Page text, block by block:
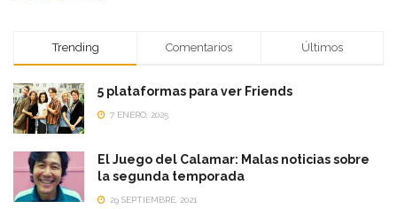
Trending Comentarios Últimos
5 plataformas para ver Friends
7 ENERO, 2025
El Juego del Calamar: Malas noticias sobre
la segunda temporada
29 SEPTIEMBRE, 2021